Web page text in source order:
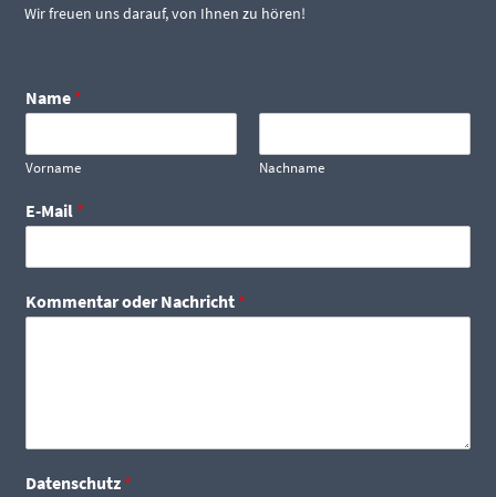
Wir freuen uns darauf, von Ihnen zu hören!
Name *
Vorname Nachname
E-Mail *
Kommentar oder Nachricht *
Datenschutz *